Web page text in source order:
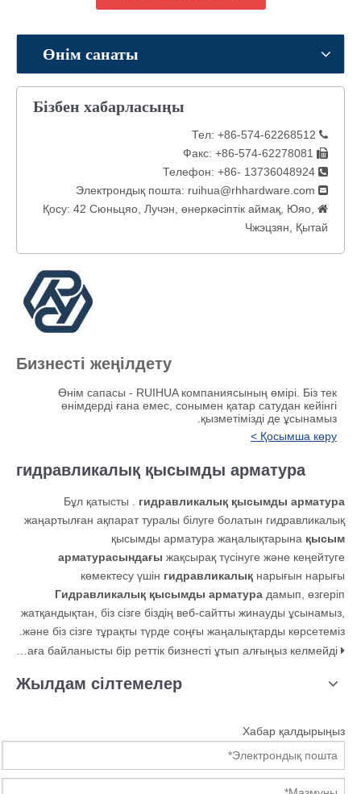
Өнім санаты
Бізбен хабарласыңы




ruihua@rhhardware.com

Қосу: 42 Сюньцяо, Лучэн, өнеркәсіптік аймақ, Юяо,
Чжэцзян, Қытай
Бизнесті жеңілдету
Өнім сапасы - RUIHUA компаниясының өмірі. Біз тек
өнімдерді ғана емес, сонымен қатар сатудан кейінгі
қызметімізді де ұсынамыз.
Қосымша көру >
гидравликалық қысымды арматура
Бұл қатысты . гидравликалық қысымды арматура
жаңартылған ақпарат туралы білуге ​​болатын гидравликалық
қысымды арматура жаңалықтарына қысым
арматурасындағы жақсырақ түсінуге және кеңейтуге
көмектесу үшін гидравликалық нарығын нарығы
Гидравликалық қысымды арматура дамып, өзгеріп
жатқандықтан, біз сізге біздің веб-сайтты жинауды ұсынамыз,
және біз сізге тұрақты түрде соңғы жаңалықтарды көрсетеміз.
Сапалы гидравликалық арматураны талап етіңіз, бірақ бағаға байланысты бір реттік бизнесті ұтып алғыңыз келмейді.
Жылдам сілтемелер
Хабар қалдырыңыз